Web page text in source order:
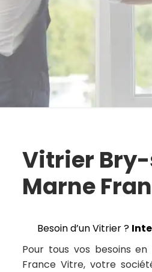
Vitrier
Marne
Besoin d’un Vitrier ?
Pour tous vos besoins
France Vitre, votre